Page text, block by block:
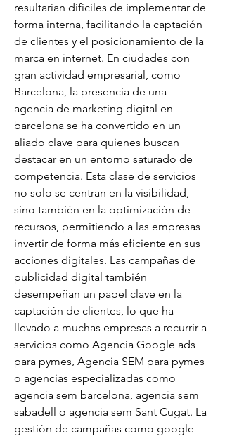
resultarían difíciles de implementar de
forma interna, facilitando la captación
de clientes y el posicionamiento de la
marca en internet. En ciudades con
gran actividad empresarial, como
Barcelona, la presencia de una
agencia de marketing digital en
barcelona se ha convertido en un
aliado clave para quienes buscan
destacar en un entorno saturado de
competencia. Esta clase de servicios
no solo se centran en la visibilidad,
sino también en la optimización de
recursos, permitiendo a las empresas
invertir de forma más eficiente en sus
acciones digitales. Las campañas de
publicidad digital también
desempeñan un papel clave en la
captación de clientes, lo que ha
llevado a muchas empresas a recurrir a
servicios como Agencia Google ads
para pymes, Agencia SEM para pymes
o agencias especializadas como
agencia sem barcelona, agencia sem
sabadell o agencia sem Sant Cugat. La
gestión de campañas como google